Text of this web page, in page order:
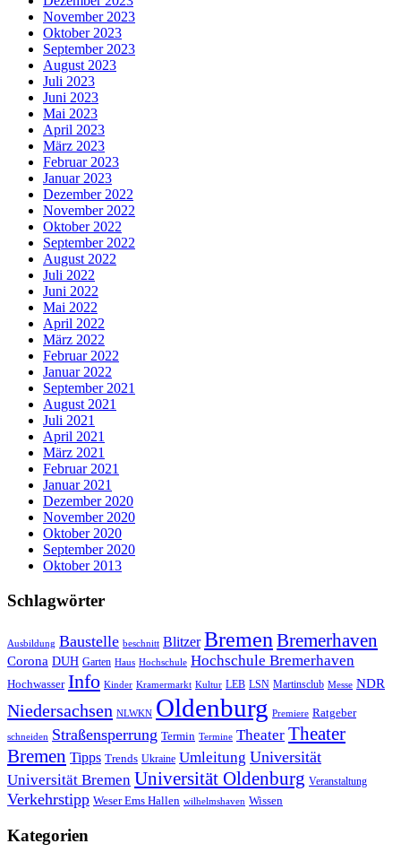
November 2023
Oktober 2023
September 2023
August 2023
Juli 2023
Juni 2023
Mai 2023
April 2023
März 2023
Februar 2023
Januar 2023
Dezember 2022
November 2022
Oktober 2022
September 2022
August 2022
Juli 2022
Juni 2022
Mai 2022
April 2022
März 2022
Februar 2022
Januar 2022
September 2021
August 2021
Juli 2021
April 2021
März 2021
Februar 2021
Januar 2021
Dezember 2020
November 2020
Oktober 2020
September 2020
Oktober 2013
Schlagwörter
Ausbildung Baustelle beschnitt Blitzer Bremen Bremerhaven
Corona DUH Garten Haus Hochschule Hochschule Bremerhaven
Hochwasser Info Kinder Kramermarkt Kultur LEB LSN Martinsclub Messe NDR
Niedersachsen NLWKN Oldenburg Premiere Ratgeber
schneiden Straßensperrung Termin Termine Theater Theater
Bremen Tipps Trends Ukraine Umleitung Universität
Universität Bremen Universität Oldenburg Veranstaltung
Verkehrstipp Weser Ems Hallen wilhelmshaven Wissen
Kategorien